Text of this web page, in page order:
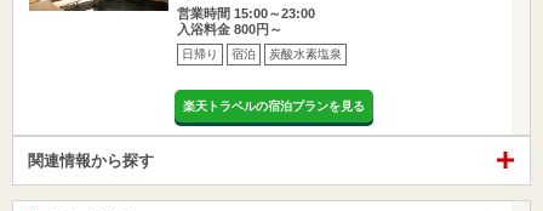
営業時間 15:00～23:00
入浴料金 800円～
日帰り 宿泊 炭酸水素塩泉
楽天トラベルの宿泊プランを見る
関連情報から探す